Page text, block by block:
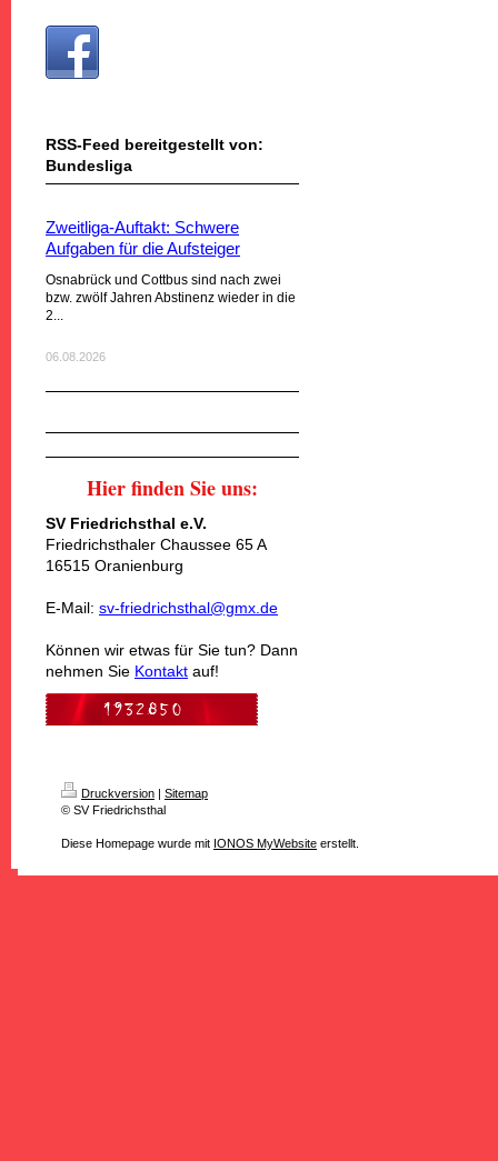
RSS-Feed bereitgestellt von:
Bundesliga
Zweitliga-Auftakt: Schwere
Aufgaben für die Aufsteiger
Osnabrück und Cottbus sind nach zwei
bzw. zwölf Jahren Abstinenz wieder in die
2...
06.08.2026
Hier finden Sie uns:
SV Friedrichsthal e.V.
Friedrichsthaler Chaussee 65 A
16515 Oranienburg
E-Mail: sv-friedrichsthal@gmx.de
Können wir etwas für Sie tun? Dann
nehmen Sie Kontakt auf!
Druckversion | Sitemap
© SV Friedrichsthal
Diese Homepage wurde mit IONOS MyWebsite erstellt.